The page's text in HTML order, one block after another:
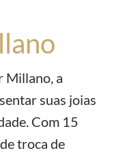
Millano, a
suas joias
Com 15
troca de